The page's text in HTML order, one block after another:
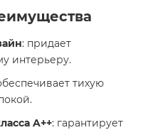
: придает
интерьеру.
тихую
A++: гарантирует